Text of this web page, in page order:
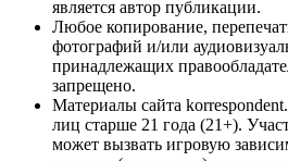
является автор публикации.
Любое копирование,
фотографий и/или
принадлежащих
запрещено.
Материалы сайта
лиц старше 21 года (21+).
может вызвать игровую